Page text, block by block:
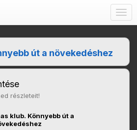
út a növekedéshez
részleteit!
klub. Könnyebb út a